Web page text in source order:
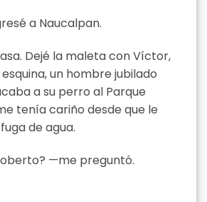
a Naucalpan.
Dejé la maleta con Víctor,
un hombre jubilado
a su perro al Parque
tenía cariño desde que le
de agua.
—me preguntó.